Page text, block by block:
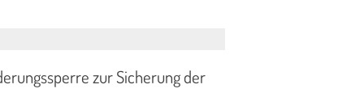
zur Sicherung der